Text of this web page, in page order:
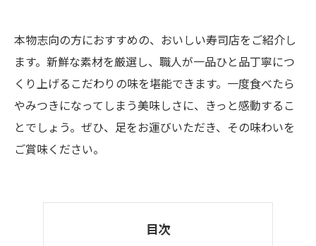
本物志向の方におすすめの、おいしい寿司店をご紹介し
ます。新鮮な素材を厳選し、職人が一品ひと品丁寧につ
くり上げるこだわりの味を堪能できます。一度食べたら
やみつきになってしまう美味しさに、きっと感動するこ
とでしょう。ぜひ、足をお運びいただき、その味わいを
ご賞味ください。
目次